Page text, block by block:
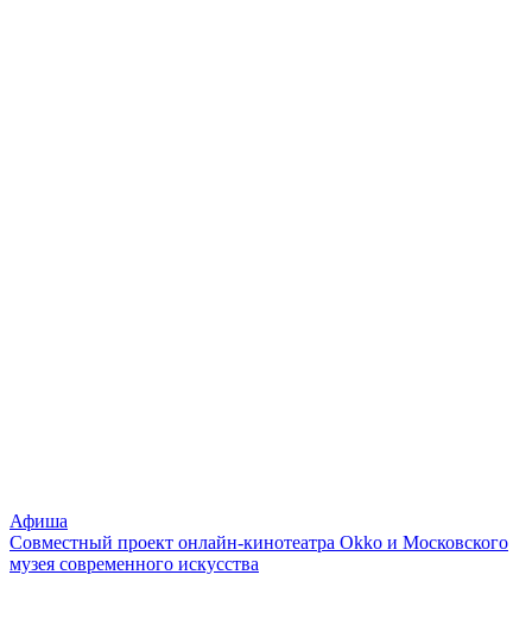
Афиша
Совместный проект онлайн-кинотеатра Okko и Московского
музея современного искусства